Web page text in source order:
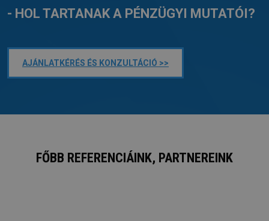
- HOL TARTANAK A PÉNZÜGYI MUTATÓI?
AJÁNLATKÉRÉS ÉS KONZULTÁCIÓ >>
FŐBB REFERENCIÁINK, PARTNEREINK